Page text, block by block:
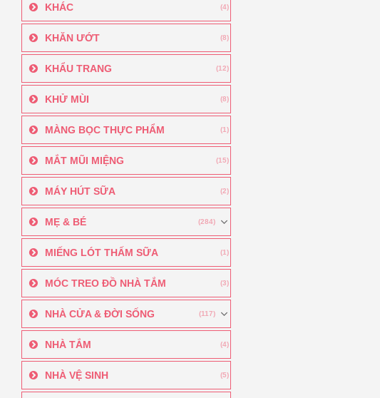
KHÁC (4)
KHĂN ƯỚT (8)
KHẨU TRANG (12)
KHỬ MÙI (8)
MÀNG BỌC THỰC PHẨM (1)
MẮT MŨI MIỆNG (15)
MÁY HÚT SỮA (2)
MẸ & BÉ (284)
MIẾNG LÓT THẤM SỮA (1)
MÓC TREO ĐỒ NHÀ TẮM (3)
NHÀ CỬA & ĐỜI SỐNG (117)
NHÀ TẮM (4)
NHÀ VỆ SINH (5)